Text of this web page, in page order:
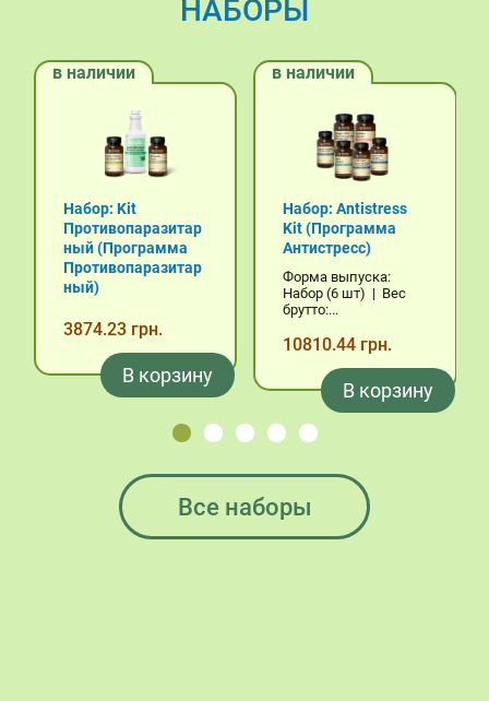
НАБОРЫ
в наличии
Набор: Kit
Противопаразитар
ный (Программа
Противопаразитар
ный)
3874.23 грн.
В корзину
в наличии
Набор: Antistress
Kit (Программа
Антистресс)
Форма выпуска:
Набор (6 шт) | Вес
брутто:...
10810.44 грн.
В корзину
Все наборы